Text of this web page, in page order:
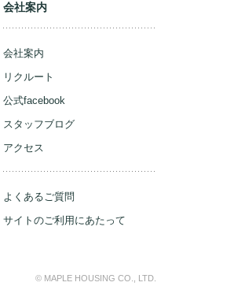
会社案内
会社案内
リクルート
公式facebook
スタッフブログ
アクセス
よくあるご質問
サイトのご利用にあたって
© MAPLE HOUSING CO., LTD.